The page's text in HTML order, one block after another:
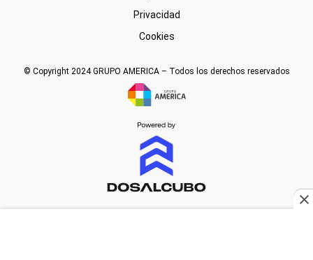
Privacidad
Cookies
© Copyright 2024 GRUPO AMERICA – Todos los derechos reservados